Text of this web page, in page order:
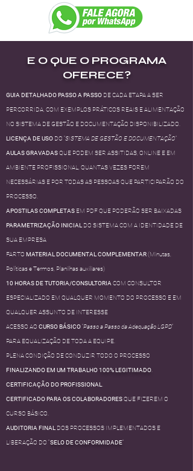
E O QUE O PROGRAMA
OFERECE?
GUIA DETALHADO PASSO A PASSO DE CADA ETAPA A SER
PERCORRIDA, COM EXEMPLOS PRÁTICOS REAIS E ALIMENTAÇÃO
NO SISTEMA DE GESTÃO E DOCUMENTAÇÃO DISPONIBILIZADO.
LICENÇA DE USO DO “SISTEMA DE GESTÃO E DOCUMENTAÇÃO”
AULAS GRAVADASQUE PODEM SER ASSITIDAS, ONLINE E EM
AMBIENTE PROFISSIONAL, QUANTAS VEZES FOREM
NECESSÁRIAS E POR TODAS AS PESSOAS QUE PARTICIPARÃO DO
PROCESSO.
APOSTILAS COMPLETAS EM PDF QUE PODERÃO SER BAIXADAS
PARAMETRIZAÇÃO INICIAL DO SISTEMA COM A IDENTIDADE DE
SUA EMPRESA
FARTO MATERIAL DOCUMENTAL COMPLEMENTAR(Minutas,
Políticas e Termos, Planilhas auxiliares)
10 HORAS DE TUTORIA/CONSULTORIA COM CONSULTOR
ESPECIALIZADO EM QUALQUER MOMENTO DO PROCESSO E EM
QUALQUER ASSUNTO DE INTERESSE
ACESSO AO CURSO BÁSICO“Passo a Passo da Adequação LGPD”
PARA EQUALIZAÇÃO DE TODA A EQUIPE.
PLENA CONDIÇÃO DE CONDUZIR TODO O PROCESSO
FINALIZANDO EM UM TRABALHO100% LEGITIMADO
CERTIFICAÇÃO DO PROFISSIONAL
CERTIFICADO PARA OS COLABORADORESQUE FIZEREM O
CURSO BÁSICO.
AUDITORIA FINAL DOS PROCESSOS IMPLEMENTADOS E
LIBERAÇÃO DO "SELO DE CONFORMIDADE"